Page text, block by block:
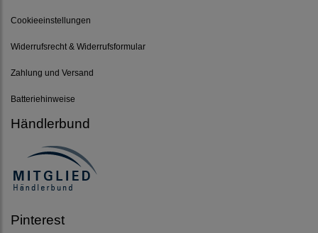
Cookieeinstellungen
Widerrufsrecht & Widerrufsformular
Zahlung und Versand
Batteriehinweise
Händlerbund
Pinterest